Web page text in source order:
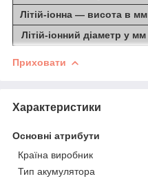
Літій-іонна — висота в мм
Літій-іонний діаметр у мм
Приховати
Характеристики
Основні атрибути
Країна виробник
Тип акумулятора